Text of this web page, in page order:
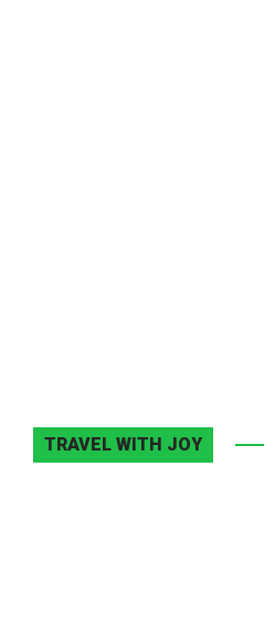
TRAVEL WITH JOY